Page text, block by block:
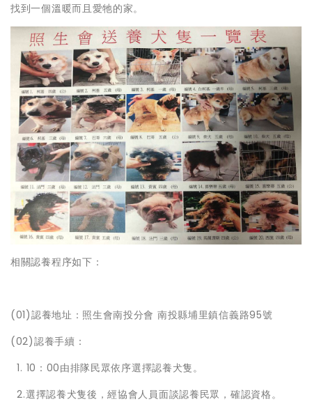
找到一個溫暖而且愛牠的家。
相關認養程序如下：
(01)認養地址：照生會南投分會 南投縣埔里鎮信義路95號
(02)認養手續：
1. 10：00由排隊民眾依序選擇認養犬隻。
2.選擇認養犬隻後，經協會人員面談認養民眾，確認資格。